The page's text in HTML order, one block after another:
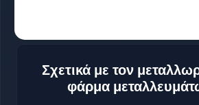
Σχετικά με τον
φάρμα